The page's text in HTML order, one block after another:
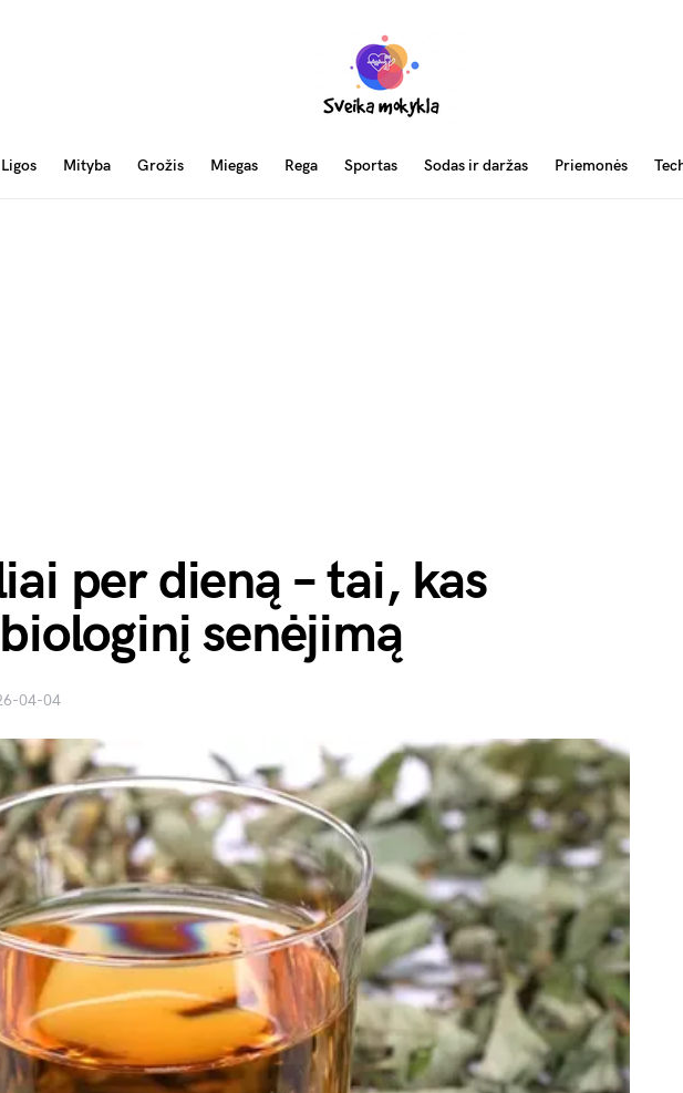
Ligos Mityba Grožis Miegas Rega Sportas Sodas ir daržas Priemonės
per dieną – tai, kas
senėjimą
04-04